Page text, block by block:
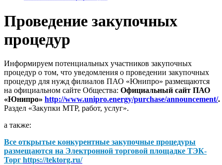
Проведение закупочных
процедур
Информируем потенциальных участников закупочных
процедур о том, что уведомления о проведении закупочных
процедур для нужд филиалов ПАО «Юнипро» размещаются
на официальном сайте Общества: Официальный сайт ПАО
«Юнипро» http://www.unipro.energy/purchase/announcement/.
Раздел «Закупки МТР, работ, услуг».
а также:
Все открытые конкурентные закупочные процедуры
размещаются на Электронной торговой площадке ТЭК-
Торг https://tektorg.ru/